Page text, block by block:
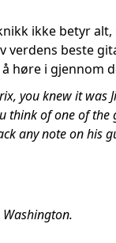
ikke betyr
verdens beste
høre i gjennom
you knew it
think of one of
any note on his